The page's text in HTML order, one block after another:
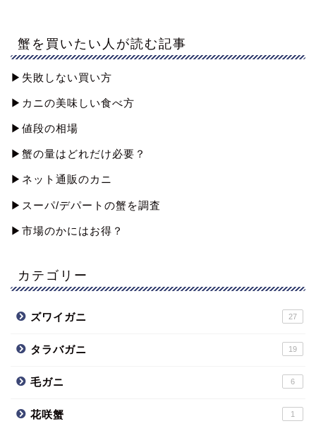
蟹を買いたい人が読む記事
▶︎失敗しない買い方
▶︎カニの美味しい食べ方
▶︎値段の相場
▶︎蟹の量はどれだけ必要？
▶︎ネット通販のカニ
▶︎スーパ/デパートの蟹を調査
▶︎市場のかにはお得？
カテゴリー
ズワイガニ 27
タラバガニ 19
毛ガニ 6
花咲蟹 1